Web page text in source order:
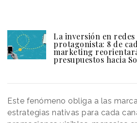
La inversión en redes
protagonista: 8 de
marketing
presupuestos hacia
Este fenómeno obliga a las
estrategias nativas para cada